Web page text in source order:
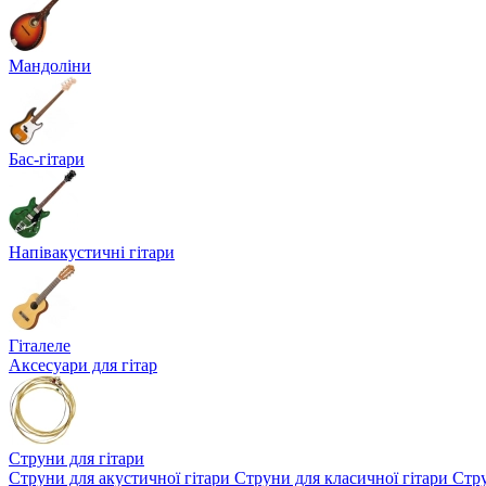
Мандоліни
Бас-гітари
Напівакустичні гітари
Гіталеле
Аксесуари для гітар
Струни для гітари
Струни для акустичної гітари Струни для класичної гітари